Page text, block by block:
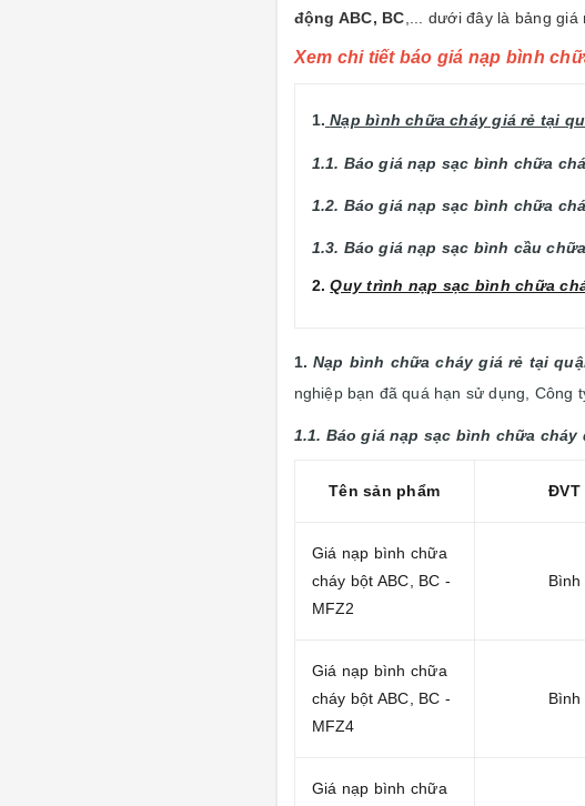
động ABC, BC ,... dưới đây là bảng
Xem chi tiết báo giá nạp bình
1. Nạp bình chữa cháy giá rẻ tại
1.1. Báo giá nạp sạc bình chữa
1.2. Báo giá nạp sạc bình chữa
1.3. Báo giá nạp sạc bình cầu
2.Quy trình nạp sạc bình chữa
1. Nạp bình chữa cháy giá rẻ tại
nghiệp bạn đã quá hạn sử dụng, Công
1.1. Báo giá nạp sạc bình chữa cháy
Tên sản phẩm ĐVT
Giá nạp bình chữa
cháy bột ABC, BC -
MFZ2
Bình
Giá nạp bình chữa
cháy bột ABC, BC -
MFZ4
Bình
Giá nạp bình chữa